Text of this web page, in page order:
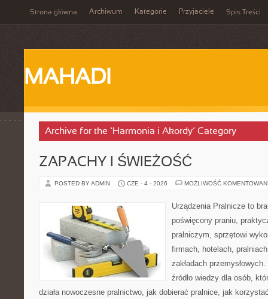
Strona główna Archiwum Kategorie Przyjaciele Spis Treści
MAHADI
Archive for the ‘Harmonia i Akordy’ Category
ZAPACHY I ŚWIEŻOŚĆ
POSTED BY ADMIN CZE - 4 - 2026 MOŻLIWOŚĆ
Urządzenia Pralnicze to
poświęcony praniu,
pralniczym, sprzętowi
firmach, hotelach,
zakładach
źródło wiedzy dla osób,
działa nowoczesne pralnictwo, jak dobierać pralnice, jak